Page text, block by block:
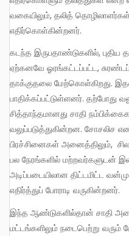
வகையிலும், தலித்
எதிர்கொள்கின்றனர்.
கடந்த இருபதாண்டுகளில், புதிய தாராளமயக் கொள்கைகளானவை,
ஏற்கனவே ஓரங்கட்டப்பட்ட,
தாக்குதலை மேற்கொள்கிறது.
பாதிக்கப்பட்டுள்ளனர். தற்போது
சித்தாந்தமானது சாதி
வலுப்படுத்துகின்றன.
பிரச்சினைகள் அனைத்திலும்,
பல நேரங்களில் மற்றவர்களுடன்
அடிப்படையிலான திட்டமிட்ட
எதிர்த்துப் போராடி வருகின்றனர்.
இந்த ஆண்டுகளில்தான் சாதி அமைப்புக்கு எதிராக அனைத்து
மட்டங்களிலும் நடைபெற்று வரும்